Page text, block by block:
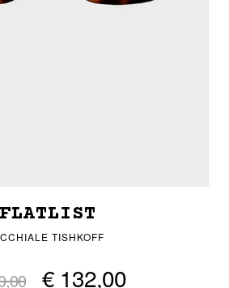
FLATLIST
TISHKOFF
€ 132,00